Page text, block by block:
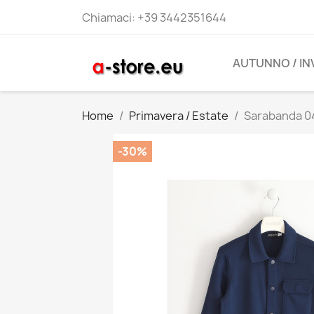
Chiamaci: +39 3442351644
AUTUNNO /
Home Primavera / Estate Sarabanda
-30%